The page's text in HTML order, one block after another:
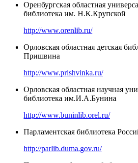
Оренбургская областная
библиотека им. Н.К.Крупской
http://www.orenlib.ru/
Орловская областная детская
Пришвина
http://www.prishvinka.ru/
Орловская областная научная
библиотека им.И.А.Бунина
http://www.buninlib.orel.ru/
Парламентская библиотека
http://parlib.duma.gov.ru/